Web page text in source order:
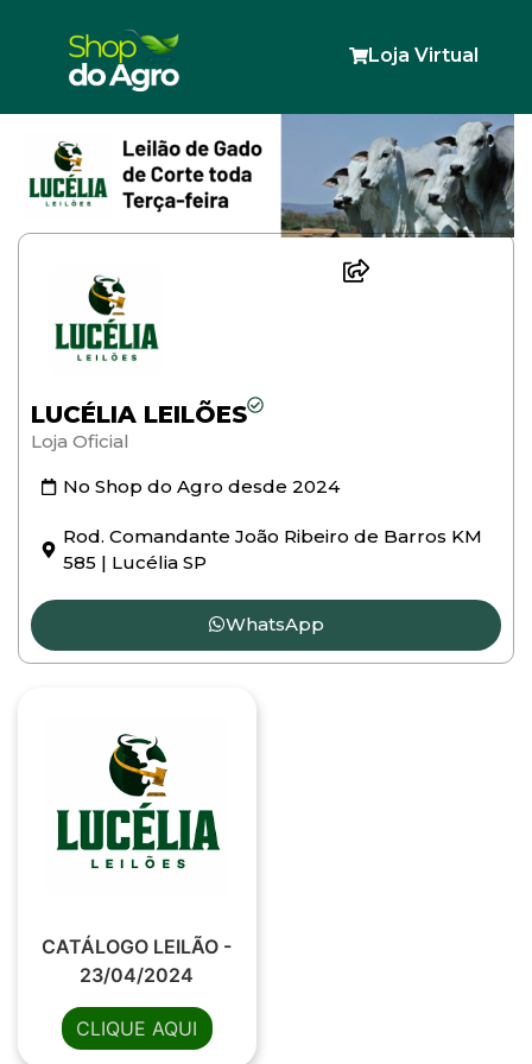
Loja Virtual
LUCÉLIA LEILÕES
Loja Oficial
No Shop do Agro desde 2024
Rod. Comandante João Ribeiro de Barros KM
585 | Lucélia SP
WhatsApp
CATÁLOGO LEILÃO -
23/04/2024
CLIQUE AQUI